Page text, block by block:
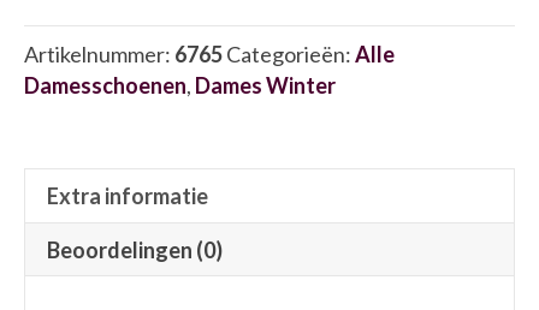
aantal
Artikelnummer: 6765Categorieën:Alle
Damesschoenen, Dames Winter
Extra informatie
Beoordelingen (0)